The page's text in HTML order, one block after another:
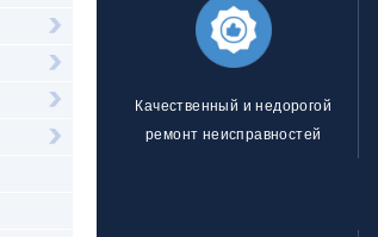
Качественный и недорогой
ремонт неисправностей